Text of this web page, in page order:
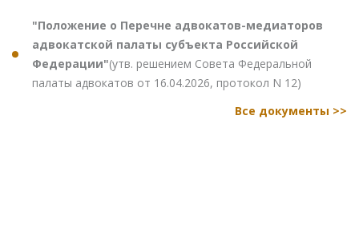
"Положение о Перечне адвокатов-медиаторов
адвокатской палаты субъекта Российской
Федерации"(утв. решением Совета Федеральной
палаты адвокатов от 16.04.2026, протокол N 12)
Все документы >>